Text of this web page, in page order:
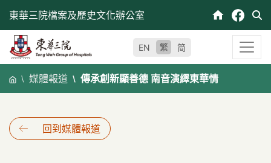
東華三院檔案及歷史文化辦公室
EN 繁 简
媒體報道 傳承創新顯善德 南音演繹東華情
回到媒體報道